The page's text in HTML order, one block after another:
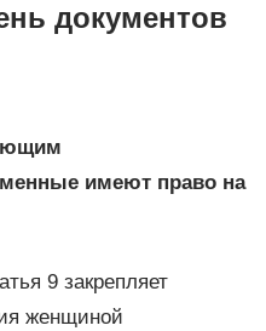
документов
имеют право на
9 закрепляет
женщиной